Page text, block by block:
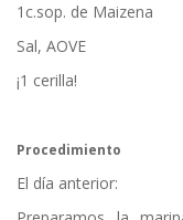
1c.sop. de Maizena
Sal, AOVE
¡1 cerilla!
Procedimiento
El día anterior: